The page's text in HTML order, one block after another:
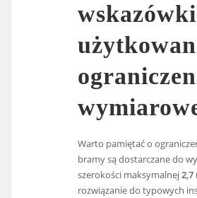
wskazówki
Warto pamiętać o
bramy są dostarczane do
szerokości maksymalnej2,7
rozwiązanie do typowych